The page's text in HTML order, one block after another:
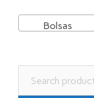
Bolsas
for: